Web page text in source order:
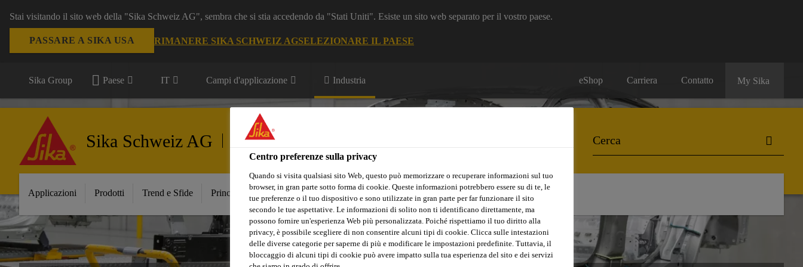
Stai visitando il sito web della "Sika Schweiz AG", sembra che si stia accedendo da "Stati Uniti". Esiste un sito web separato per il vostro paese.
PASSARE A SIKA USA RIMANERE SIKA SCHWEIZ AGSELEZIONARE IL PAESE
Sika Group Paese IT Campi d'applicazione Industria eShop Carriera Contatto My Sika
Sika Schweiz AG Trasporti
Applicazioni Prodotti Trend e Sfide Principali Innovazioni Download Center
Centro preferenze sulla privacy
Quando si visita qualsiasi sito Web, questo può memorizzare o recuperare informazioni sul tuo
browser, in gran parte sotto forma di cookie. Queste informazioni potrebbero essere su di te, le
tue preferenze o il tuo dispositivo e sono utilizzate in gran parte per far funzionare il sito
secondo le tue aspettative. Le informazioni di solito non ti identificano direttamente, ma
possono fornire un'esperienza Web più personalizzata. Poiché rispettiamo il tuo diritto alla
privacy, è possibile scegliere di non consentire alcuni tipi di cookie. Clicca sulle intestazioni
delle diverse categorie per saperne di più e modificare le impostazioni predefinite. Tuttavia, il
bloccaggio di alcuni tipi di cookie può avere impatto sulla tua esperienza del sito e dei servizi